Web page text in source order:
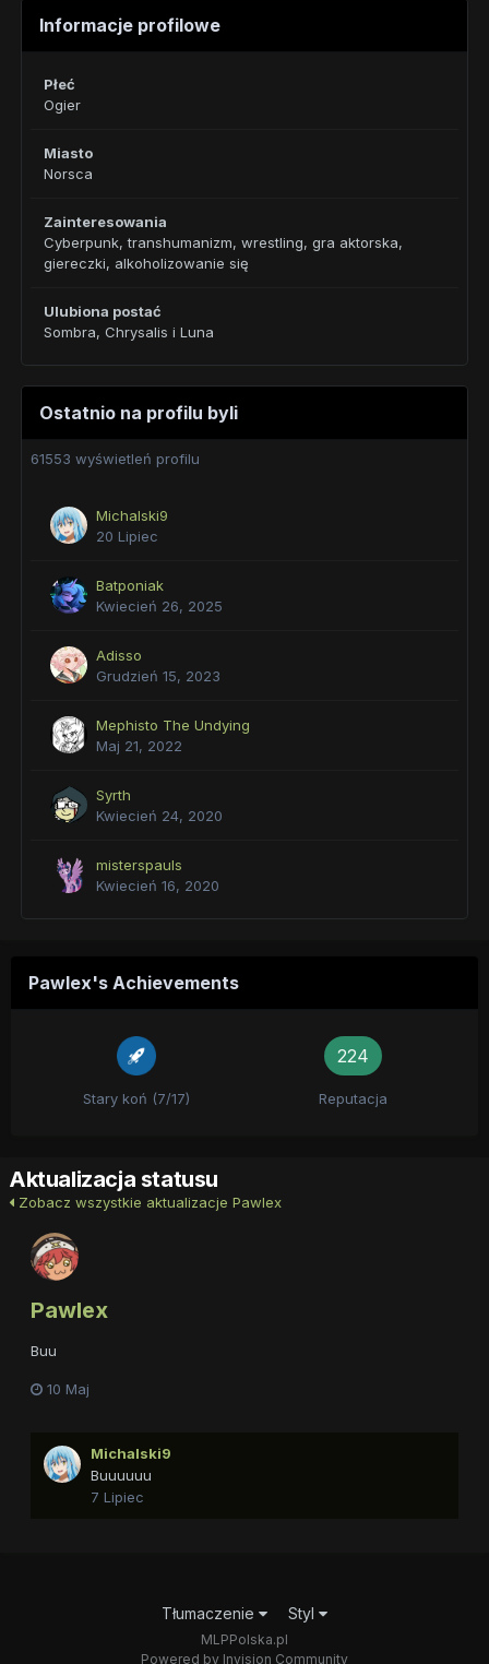
Informacje profilowe
Płeć
Ogier
Miasto
Norsca
Zainteresowania
Cyberpunk, transhumanizm, wrestling, gra aktorska,
giereczki, alkoholizowanie się
Ulubiona postać
Sombra, Chrysalis i Luna
Ostatnio na profilu byli
61553 wyświetleń profilu
Michalski9
20 Lipiec
Batponiak
Kwiecień 26, 2025
Adisso
Grudzień 15, 2023
Mephisto The Undying
Maj 21, 2022
Syrth
Kwiecień 24, 2020
misterspauls
Kwiecień 16, 2020
Pawlex's Achievements
Stary koń (7/17)
224
Reputacja
Aktualizacja statusu
Zobacz wszystkie aktualizacje Pawlex
Pawlex
Buu
10 Maj
Michalski9
Buuuuuu
7 Lipiec
Tłumaczenie Styl
MLPPolska.pl
Powered by Invision Community